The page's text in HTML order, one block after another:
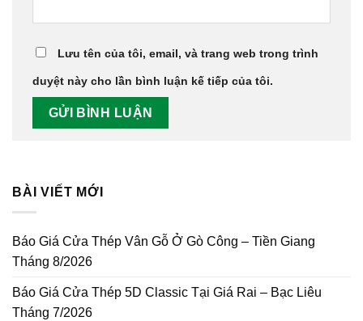
Lưu tên của tôi, email, và trang web trong trình
duyệt này cho lần bình luận kế tiếp của tôi.
BÀI VIẾT MỚI
Báo Giá Cửa Thép Vân Gỗ Ở Gò Công – Tiền Giang
Tháng 8/2026
Báo Giá Cửa Thép 5D Classic Tại Giá Rai – Bạc Liêu
Tháng 7/2026